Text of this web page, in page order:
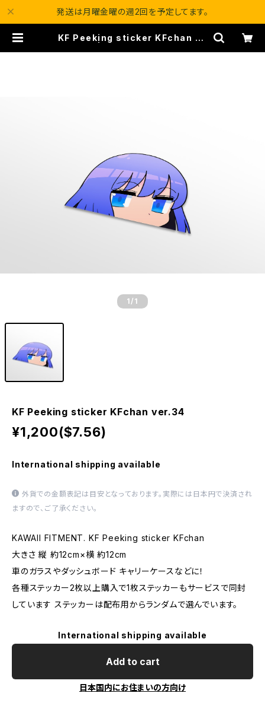
発送は月曜金曜の週2回を予定してます。
KF Peeking sticker KFchan ve
1 /1
KF Peeking sticker KFchan ver.34
¥1,200($7.56)
International shipping available
外貨での金額表記は目安となっております。実際には日本円で決済され
ますので、ご了承ください。
KAWAII FITMENT. KF Peeking sticker KFchan
大きさ 縦 約12cm×横 約12cm
車のガラスやダッシュボード キャリーケースなどに！
各種ステッカー2枚以上購入で1枚ステッカーもサービスで同封
しています ステッカーは配布用からランダムで選んでいます。
International shipping available
Add to cart
日本国内にお住まいの方向け